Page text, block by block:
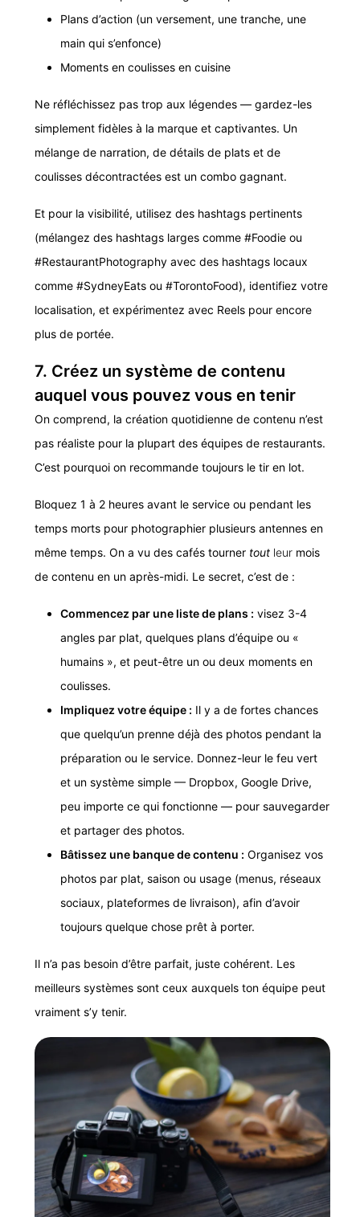
Plans d’action (un versement, une tranche, une
main qui s’enfonce)
Moments en coulisses en cuisine
Ne réfléchissez pas trop aux légendes — gardez-les
simplement fidèles à la marque et captivantes. Un
mélange de narration, de détails de plats et de
coulisses décontractées est un combo gagnant.
Et pour la visibilité, utilisez des hashtags pertinents
(mélangez des hashtags larges comme #Foodie ou
#RestaurantPhotography avec des hashtags locaux
comme #SydneyEats ou #TorontoFood), identifiez votre
localisation, et expérimentez avec Reels pour encore
plus de portée.
7. Créez un système de contenu
auquel vous pouvez vous en tenir
On comprend, la création quotidienne de contenu n’est
pas réaliste pour la plupart des équipes de restaurants.
C’est pourquoi on recommande toujours le tir en lot.
Bloquez 1 à 2 heures avant le service ou pendant les
temps morts pour photographier plusieurs antennes en
même temps. On a vu des cafés tourner tout leur mois
de contenu en un après-midi. Le secret, c’est de :
Commencez par une liste de plans : visez 3-4
angles par plat, quelques plans d’équipe ou «
humains », et peut-être un ou deux moments en
coulisses.
Impliquez votre équipe : Il y a de fortes chances
que quelqu’un prenne déjà des photos pendant la
préparation ou le service. Donnez-leur le feu vert
et un système simple — Dropbox, Google Drive,
peu importe ce qui fonctionne — pour sauvegarder
et partager des photos.
Bâtissez une banque de contenu : Organisez vos
photos par plat, saison ou usage (menus, réseaux
sociaux, plateformes de livraison), afin d’avoir
toujours quelque chose prêt à porter.
Il n’a pas besoin d’être parfait, juste cohérent. Les
meilleurs systèmes sont ceux auxquels ton équipe peut
vraiment s’y tenir.